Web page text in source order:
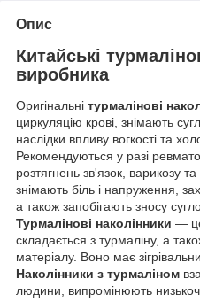
Опис
Китайські
виробника
Оригінальні турмалінові
циркуляцію крові, знімають
наслідки впливу вогкості та
Рекомендуються у разі
розтягнень зв'язок, варикозу
знімають біль і напруження,
а також запобігають зносу
Турмалінові наколінники —
складається з турмаліну, а
матеріалу. Воно має
Наколінники з турмаліном
людини, випромінюють